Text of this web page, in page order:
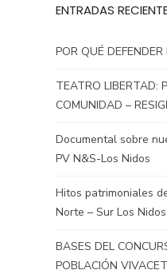
ENTRADAS
POR QUÉ
TEATRO LIBERTAD:
COMUNIDAD –
Documental sobre
PV N&S-Los Nidos
Hitos patrimoniales
Norte – Sur Los Nidos
BASES DEL
POBLACIÓN